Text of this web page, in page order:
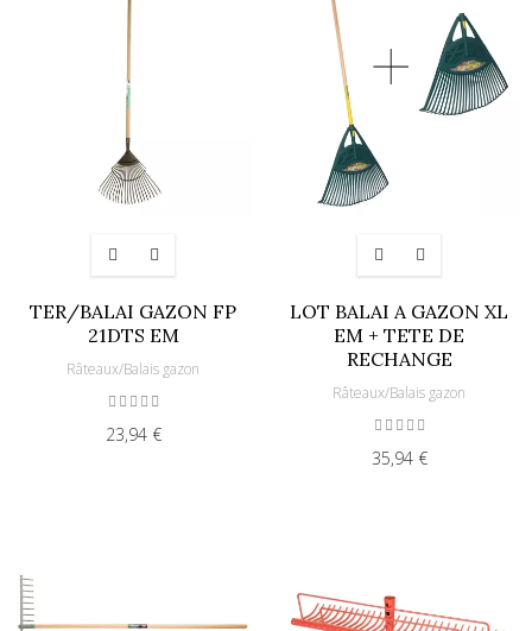
TER/BALAI GAZON FP
21DTS EM
Râteaux/Balais gazon
23,94 €
LOT BALAI A GAZON XL
EM + TETE DE
RECHANGE
Râteaux/Balais gazon
35,94 €